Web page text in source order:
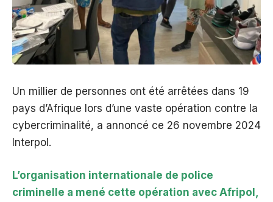
Un millier de personnes ont été arrêtées dans 19
pays d’Afrique lors d’une vaste opération contre la
cybercriminalité, a annoncé ce 26 novembre 2024
Interpol.
L’organisation internationale de police
criminelle a mené cette opération avec Afripol,